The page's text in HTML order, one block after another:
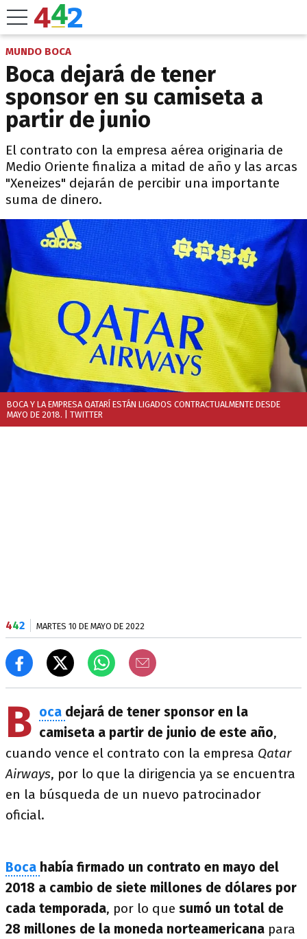
MUNDO BOCA
Boca dejará de tener
sponsor en su camiseta a
partir de junio
El contrato con la empresa aérea originaria de
Medio Oriente finaliza a mitad de año y las arcas
"Xeneizes" dejarán de percibir una importante
suma de dinero.
BOCA Y LA EMPRESA QATARÍ ESTÁN LIGADOS CONTRACTUALMENTE DESDE
MAYO DE 2018. | TWITTER
442 MARTES 10 DE MAYO DE 2022
B oca dejará de tener sponsor en la
camiseta a partir de junio de este año,
cuando vence el contrato con la empresa Qatar
Airways, por lo que la dirigencia ya se encuentra
en la búsqueda de un nuevo patrocinador
oficial.
Boca había firmado un contrato en mayo del
2018 a cambio de siete millones de dólares por
cada temporada, por lo que sumó un total de
28 millones de la moneda norteamericana para